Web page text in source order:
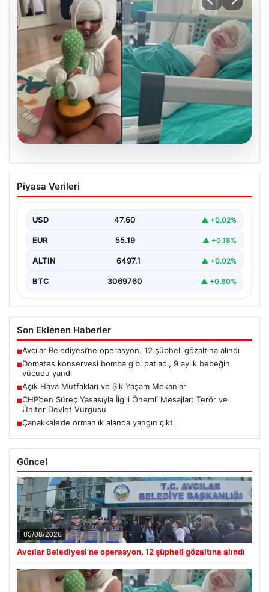
05.08.2026
Domates konservesi bomba gibi patladı,
9 aylık bebeğin vücudu yandı
Aylık Bebek Yanıklarla Mücadele Etti", "content":
"Mersin'in…
Piyasa Verileri
USD 47.60 ▲ +0.02%
EUR 55.19 ▲ +0.18%
ALTIN 6497.1 ▲ +0.02%
BTC 3069760 ▲ +0.80%
Son Eklenen Haberler
■Avcılar Belediyesi’ne operasyon. 12 şüpheli gözaltına alındı
■Domates konservesi bomba gibi patladı, 9 aylık bebeğin
vücudu yandı
■Açık Hava Mutfakları ve Şık Yaşam Mekanları
■CHP’den Süreç Yasasıyla İlgili Önemli Mesajlar: Terör ve
Üniter Devlet Vurgusu
■Çanakkale’de ormanlık alanda yangın çıktı
Güncel
05/08/2026
Avcılar Belediyesi’ne operasyon. 12 şüpheli gözaltına alındı